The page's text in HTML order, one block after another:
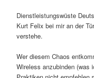
Dienstleistungswüste
Kurt Felix bei mir an der
verstehe.
Wer diesem Chaos
Wireless anzubinden (was